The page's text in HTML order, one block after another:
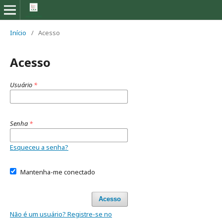
Início / Acesso
Acesso
Usuário *
Senha *
Esqueceu a senha?
Mantenha-me conectado
Acesso
Não é um usuário? Registre-se no